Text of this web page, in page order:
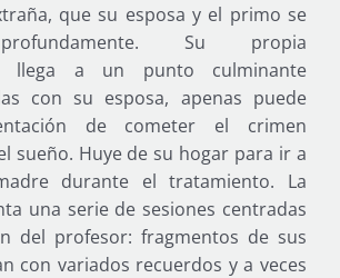
que su esposa y el primo se
Su propia
llega a un punto culminante
con su esposa, apenas puede
de cometer el crimen
sueño. Huye de su hogar para ir a
durante el tratamiento. La
una serie de sesiones centradas
del profesor: fragmentos de sus
con variados recuerdos y a veces